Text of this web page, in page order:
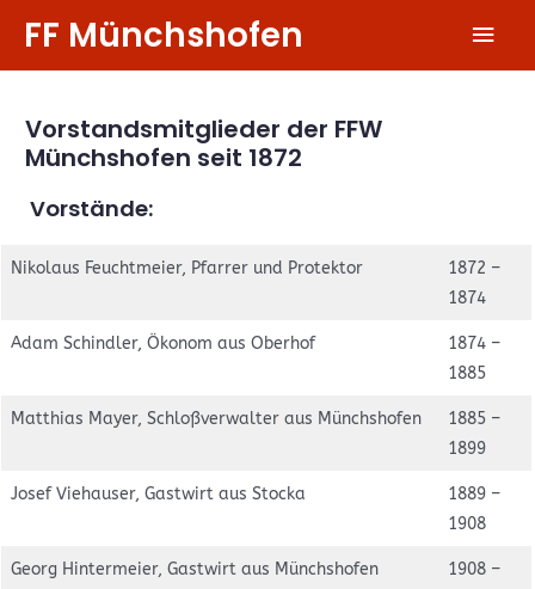
Inhalt
springen
FF Münchshofen
Vorstandsmitglieder der FFW
Münchshofen seit 1872
Vorstände:
Nikolaus Feuchtmeier, Pfarrer und Protektor
1872 –
1874
Adam Schindler, Ökonom aus Oberhof
1874 –
1885
Matthias Mayer, Schloßverwalter aus Münchshofen
1885 –
1899
Josef Viehauser, Gastwirt aus Stocka
1889 –
1908
Georg Hintermeier, Gastwirt aus Münchshofen
1908 –